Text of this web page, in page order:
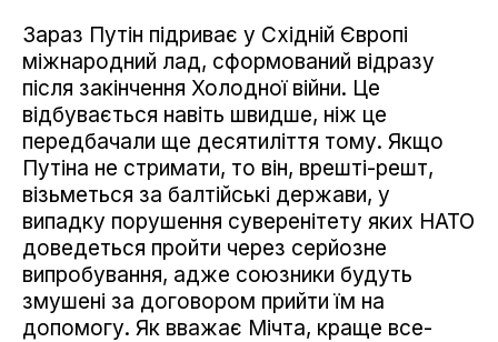
Зараз Путін підриває у Східній Європі
міжнародний лад, сформований відразу
після закінчення Холодної війни. Це
відбувається навіть швидше, ніж це
передбачали ще десятиліття тому. Якщо
Путіна не стримати, то він, врешті-решт,
візьметься за балтійські держави, у
випадку порушення суверенітету яких НАТО
доведеться пройти через серйозне
випробування, адже союзники будуть
змушені за договором прийти їм на
допомогу. Як вважає Мічта, краще все-